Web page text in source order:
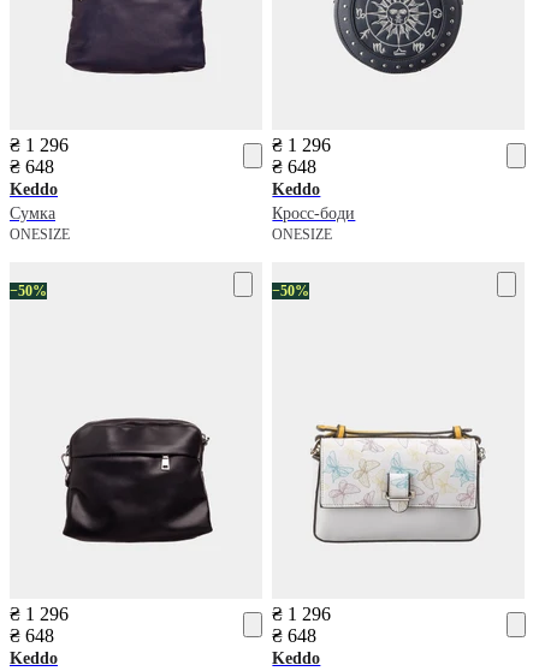
₴ 1 296
₴ 648
Keddo
Сумка
ONESIZE
₴ 1 296
₴ 648
Keddo
Кросс-боди
ONESIZE
−50%
₴ 1 296
₴ 648
Keddo
−50%
₴ 1 296
₴ 648
Keddo